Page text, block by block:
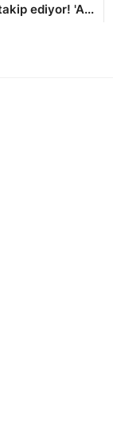
ediyor! 'A...